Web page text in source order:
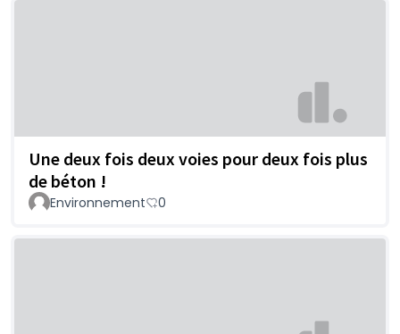
Une deux fois deux voies pour deux fois plus
de béton !
Environnement 0